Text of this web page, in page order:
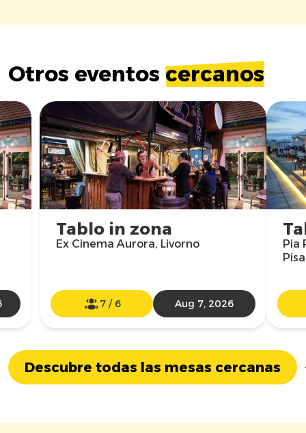
Otros eventos cercanos
Tablo in zona
Ex Cinema Aurora, Livorno
7/ 6 Aug 7, 2026
Pia
Pisa
Descubre todas las mesas cercanas